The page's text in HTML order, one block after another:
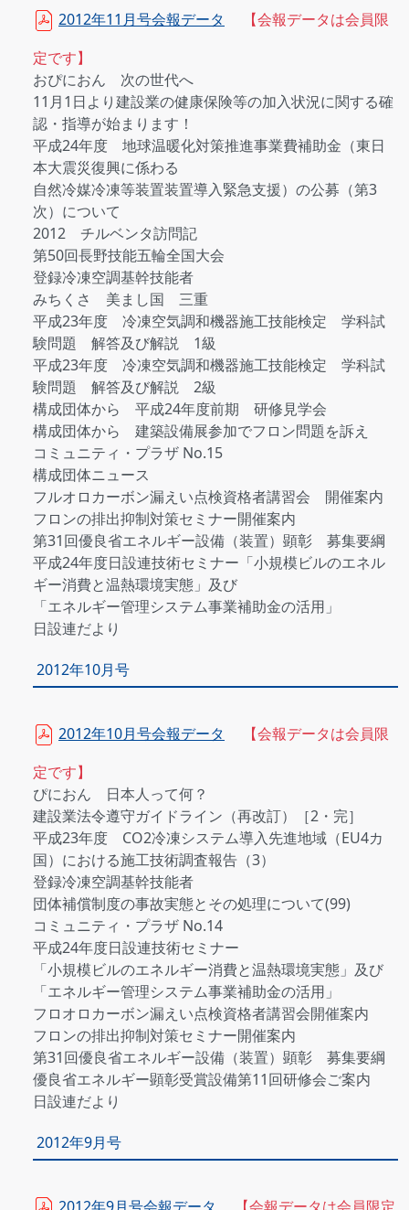
2012年11月号会報データ
【会報データは会員限
定です】
おぴにおん 次の世代へ
11月1日より建設業の健康保険等の加入状況に関する確
認・指導が始まります！
平成24年度 地球温暖化対策推進事業費補助金（東日
本大震災復興に係わる
自然冷媒冷凍等装置装置導入緊急支援）の公募（第3
次）について
2012 チルベンタ訪問記
第50回長野技能五輪全国大会
登録冷凍空調基幹技能者
みちくさ 美まし国 三重
平成23年度 冷凍空気調和機器施工技能検定 学科試
験問題 解答及び解説 1級
平成23年度 冷凍空気調和機器施工技能検定 学科試
験問題 解答及び解説 2級
構成団体から 平成24年度前期 研修見学会
構成団体から 建築設備展参加でフロン問題を訴え
コミュニティ・プラザ No.15
構成団体ニュース
フルオロカーボン漏えい点検資格者講習会 開催案内
フロンの排出抑制対策セミナー開催案内
第31回優良省エネルギー設備（装置）顕彰 募集要綱
平成24年度日設連技術セミナー「小規模ビルのエネル
ギー消費と温熱環境実態」及び
「エネルギー管理システム事業補助金の活用」
日設連だより
2012年10月号
2012年10月号会報データ
【会報データは会員限
定です】
ぴにおん 日本人って何？
建設業法令遵守ガイドライン（再改訂）［2・完］
平成23年度 CO2冷凍システム導入先進地域（EU4カ
国）における施工技術調査報告（3）
登録冷凍空調基幹技能者
団体補償制度の事故実態とその処理について(99)
コミュニティ・プラザ No.14
平成24年度日設連技術セミナー
「小規模ビルのエネルギー消費と温熱環境実態」及び
「エネルギー管理システム事業補助金の活用」
フロオロカーボン漏えい点検資格者講習会開催案内
フロンの排出抑制対策セミナー開催案内
第31回優良省エネルギー設備（装置）顕彰 募集要綱
優良省エネルギー顕彰受賞設備第11回研修会ご案内
日設連だより
2012年9月号